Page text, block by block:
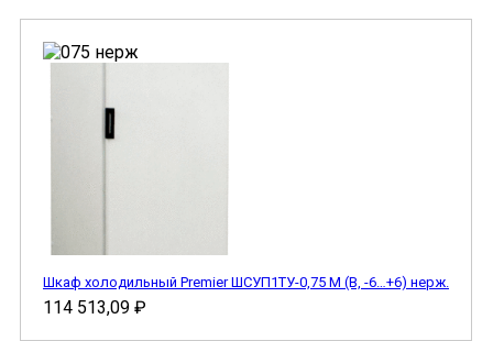
Шкаф холодильный Premier ШСУП1ТУ-0,75 М (В, -6…+6) нерж.
114 513,09 ₽